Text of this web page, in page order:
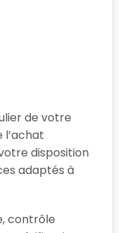
de votre
disposition
adaptés à
contrôle